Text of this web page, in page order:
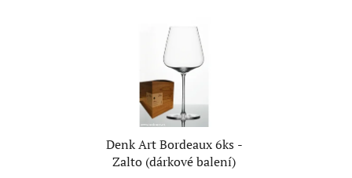
Denk Art Bordeaux 6ks -
Zalto (dárkové balení)